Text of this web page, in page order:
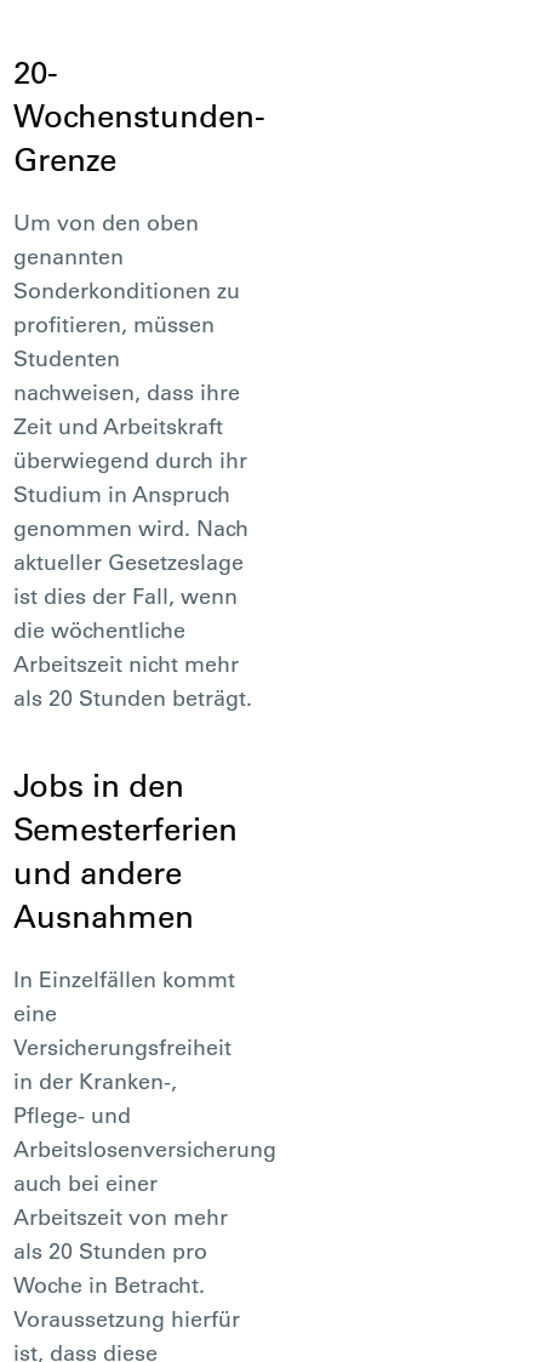
20-
Wochenstunden-
Grenze
Um von den oben
genannten
Sonderkonditionen zu
profitieren, müssen
Studenten
nachweisen, dass ihre
Zeit und Arbeitskraft
überwiegend durch ihr
Studium in Anspruch
genommen wird. Nach
aktueller Gesetzeslage
ist dies der Fall, wenn
die wöchentliche
Arbeitszeit nicht mehr
als 20 Stunden beträgt.
Jobs in den
Semesterferien
und andere
Ausnahmen
In Einzelfällen kommt
eine
Versicherungsfreiheit
in der Kranken-,
Pflege- und
Arbeitslosenversicherung
auch bei einer
Arbeitszeit von mehr
als 20 Stunden pro
Woche in Betracht.
Voraussetzung hierfür
ist, dass diese